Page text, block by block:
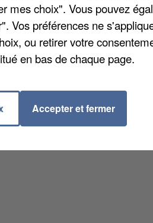
mes choix". Vous pouvez
Vos préférences ne
ou retirer votre
en bas de chaque page.
Accepter et fermer